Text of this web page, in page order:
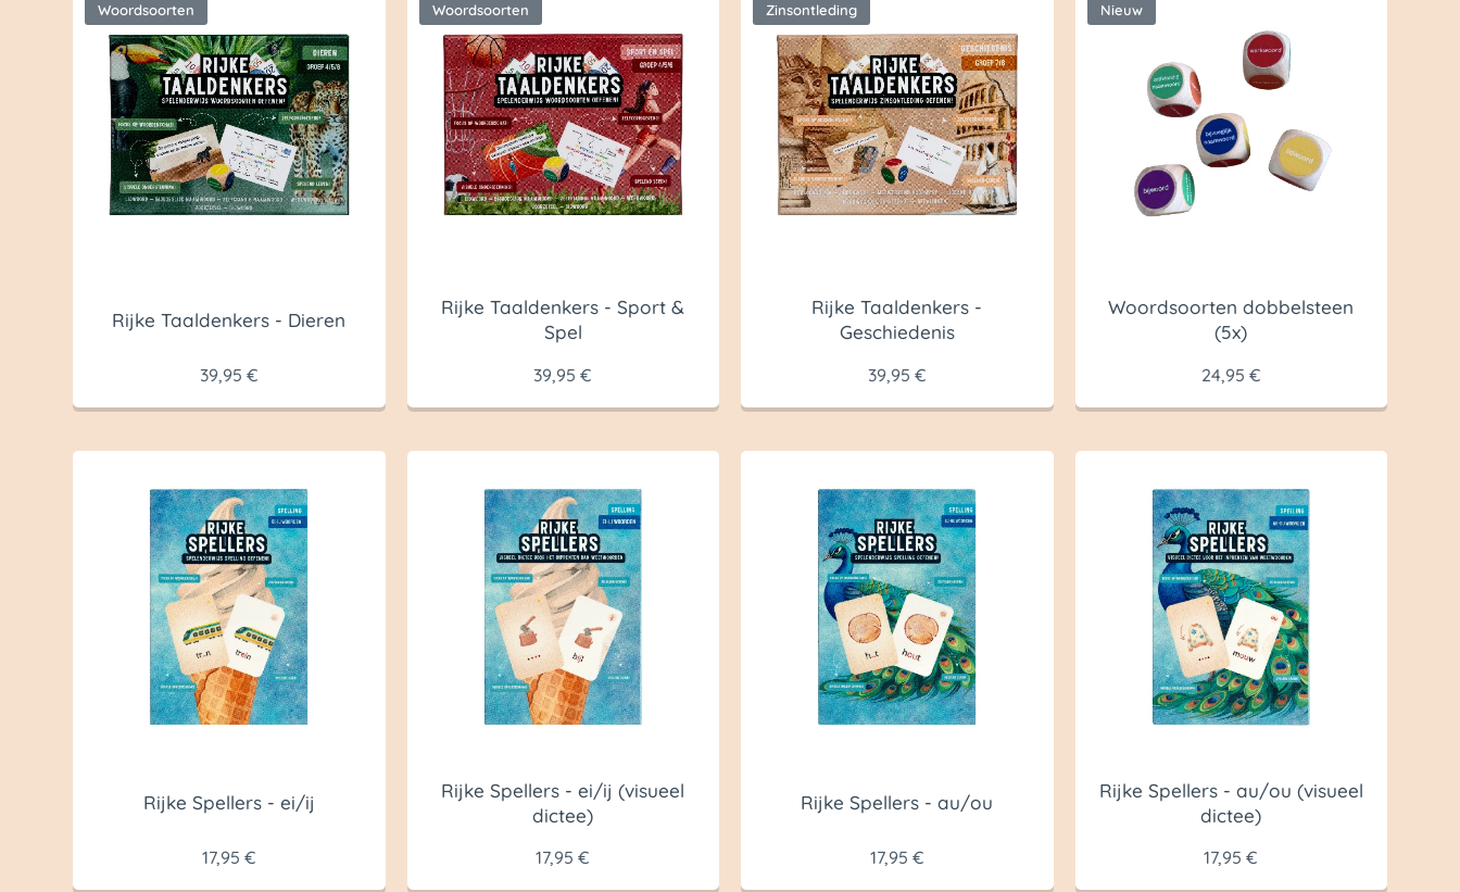
Rijke Taaldenkers - Dieren
Woordsoorten
39,95 €
Rijke Taaldenkers - Sport &
Spel
Woordsoorten
39,95 €
Rijke Taaldenkers -
Geschiedenis
Zinsontleding
39,95 €
Woordsoorten dobbelsteen
(5x)
Nieuw
24,95 €
Rijke Spellers - ei/ij
17,95 €
Rijke Spellers - ei/ij (visueel
dictee)
17,95 €
Rijke Spellers - au/ou
17,95 €
Rijke Spellers - au/ou (visueel
dictee)
17,95 €